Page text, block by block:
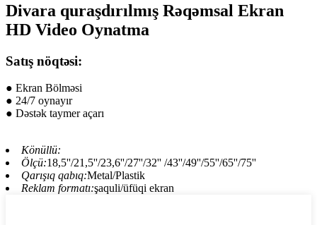
Divara quraşdırılmış Rəqəmsal Ekran
HD Video Oynatma
Satış nöqtəsi:
● Ekran Bölməsi
● 24/7 oynayır
● Dəstək taymer açarı
Könüllü:
Ölçü:18,5''/21,5''/23,6''/27''/32'' /43''/49''/55''/65''/75''
Qarışıq qabıq:Metal/Plastik
Reklam formatı:şaquli/üfüqi ekran